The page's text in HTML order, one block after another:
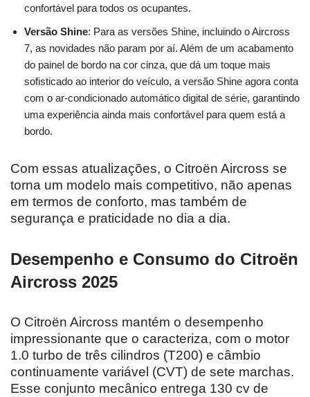
confortável para todos os ocupantes.
Versão Shine: Para as versões Shine, incluindo o Aircross
7, as novidades não param por aí. Além de um acabamento
do painel de bordo na cor cinza, que dá um toque mais
sofisticado ao interior do veículo, a versão Shine agora conta
com o ar-condicionado automático digital de série, garantindo
uma experiência ainda mais confortável para quem está a
bordo.
Com essas atualizações, o Citroën Aircross se
torna um modelo mais competitivo, não apenas
em termos de conforto, mas também de
segurança e praticidade no dia a dia.
Desempenho e Consumo do Citroën
Aircross 2025
O Citroën Aircross mantém o desempenho
impressionante que o caracteriza, com o motor
1.0 turbo de três cilindros (T200) e câmbio
continuamente variável (CVT) de sete marchas.
Esse conjunto mecânico entrega 130 cv de